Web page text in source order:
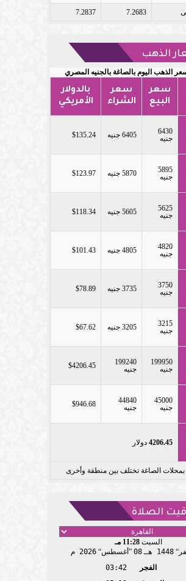
7.2683
7.2837
الذهب
الذهب اليوم بالصاغة بالجنيه المصري
سعر
البيع
سعر
الشراء
بالدولار
الأمريكي
6430
جنيه
6405 جنيه $135.24
5895
جنيه
5870 جنيه $123.97
5625
جنيه
5605 جنيه $118.34
4820
جنيه
4805 جنيه $101.43
3750
جنيه
3735 جنيه $78.89
3215
جنيه
3205 جنيه $67.62
199950
جنيه
199240
جنيه
$4206.45
45000
جنيه
44840
جنيه
$946.68
4206.45 دولار
الصاغة تختلف بين منطقة وأخرى
الصلاة
السبت 11:28 مـ
1448 هـ 08 أغسطس 2026 م
الفجر
03:42